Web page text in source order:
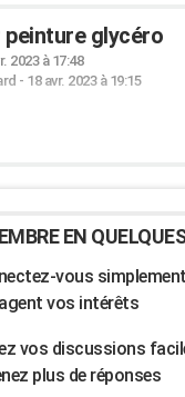
glycéro
2023 à 17:48
- 18 avr. 2023 à 19:15
EN
vous
vos intérêts
vos discussions
plus de réponses